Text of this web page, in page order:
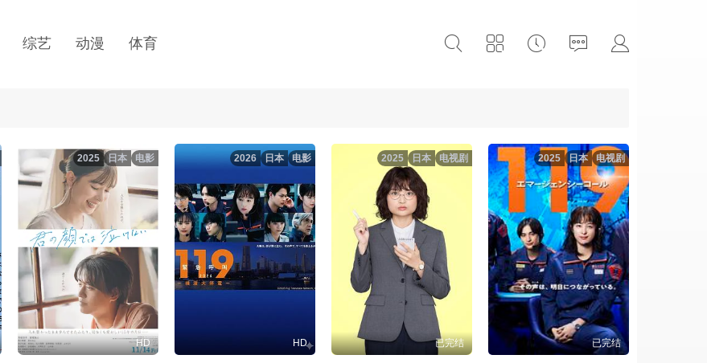
综艺 动漫 体育
电影
日本
2025
HD
电影
日本
2026
HD
电视剧
日本
2025
已完结
电视剧
日本
2025
已完结